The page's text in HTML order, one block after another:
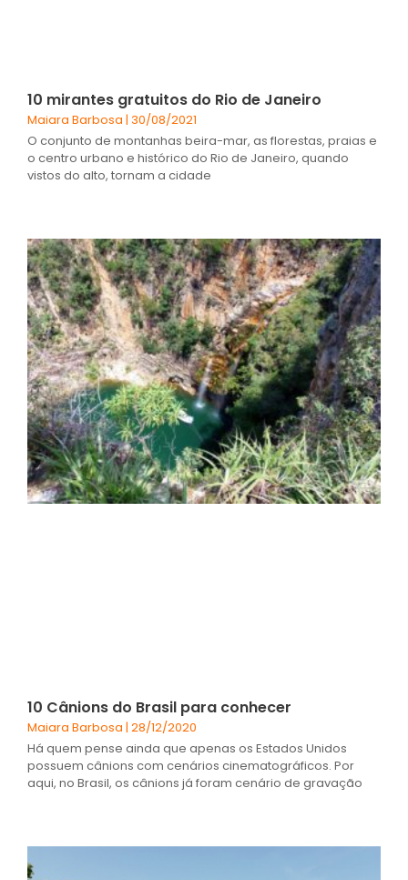
10 mirantes gratuitos do Rio de Janeiro
Maiara Barbosa 30/08/2021
O conjunto de montanhas beira-mar, as florestas, praias e
o centro urbano e histórico do Rio de Janeiro, quando
vistos do alto, tornam a cidade
10 Cânions do Brasil para conhecer
Maiara Barbosa 28/12/2020
Há quem pense ainda que apenas os Estados Unidos
possuem cânions com cenários cinematográficos. Por
aqui, no Brasil, os cânions já foram cenário de gravação